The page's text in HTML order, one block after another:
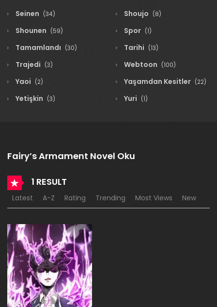
Seinen (34) Shoujo (8)
Shounen (59) Spor (1)
Tamamlandı (30) Tarihi (13)
Trajedi (3) Webtoon (100)
Yaoi (2) Yaşamdan Kesitler (22)
Yetişkin (3) Yuri (1)
Fairy’s Armament Novel Oku
1 RESULT
Latest A-Z Rating Trending Most Views New